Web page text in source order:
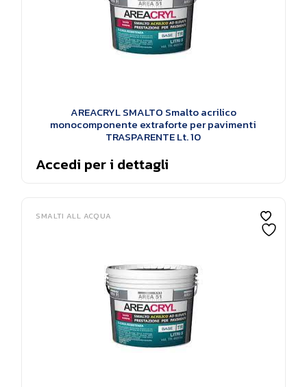
AREACRYL SMALTO Smalto acrilico
monocomponente extraforte per pavimenti
TRASPARENTE Lt. 10
Accedi per i dettagli
SMALTI ALL ACQUA